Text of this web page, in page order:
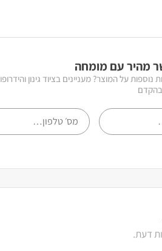
מהיר עם מומחה
על המוצר? מעניינים בציוד גינון
בהקדם
דעת.